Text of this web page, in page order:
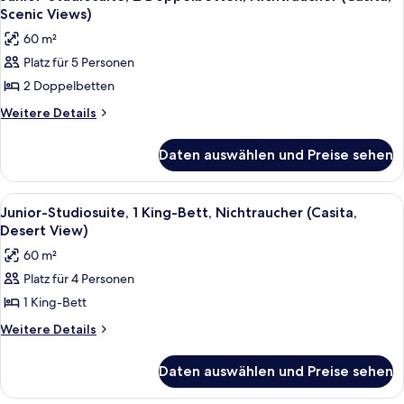
Nichtraucher
Scenic
Views)
Fotos
für
Junior-
Studiosuite,
2 Doppelbetten,
Nichtraucher
Views)
anzeigen
Scenic Views)
60 m²
Platz für 5 Personen
2 Doppelbetten
Weitere Details
Weitere
Studiosuite,
2 Doppelbetten,
Nichtraucher
(Casita,
Views)
Daten auswählen und Preise sehen
Alle
Fotos
für
Junior-
Studiosuite,
1 King-
Bett,
Desert
Hochwertige Bettwaren,
10
Junior-Studiosuite, 1 King-Bett, Nichtraucher (Casita,
Desert View)
60 m²
Platz für 4 Personen
1 King-Bett
Weitere Details
Weitere
Studiosuite,
Daten auswählen und Preise sehen